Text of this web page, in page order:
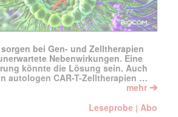
bei Gen- und Zelltherapien
Nebenwirkungen. Eine
könnte die Lösung sein. Auch
autologen CAR-T-Zelltherapien …
mehr ➔
Leseprobe |Abo